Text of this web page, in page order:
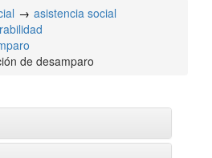
asistencia social
de desamparo